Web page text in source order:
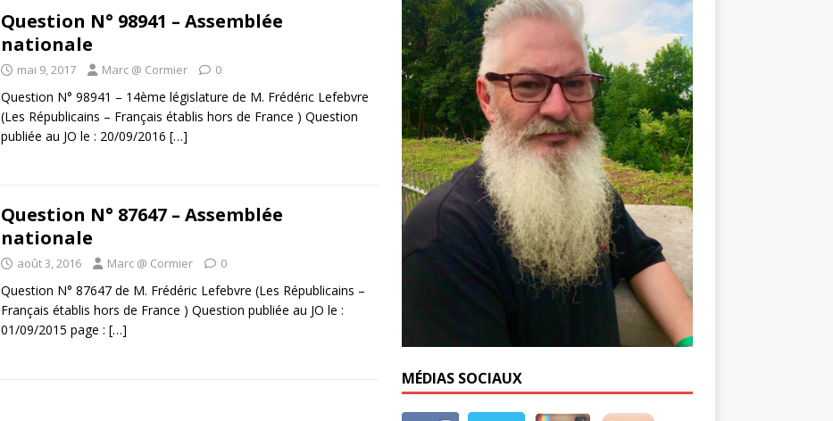
Question N° 98941 – Assemblée
nationale
mai 9, 2017 Marc @ Cormier 0
Question N° 98941 – 14ème législature de M. Frédéric Lefebvre
(Les Républicains – Français établis hors de France ) Question
publiée au JO le : 20/09/2016 […]
Question N° 87647 – Assemblée
nationale
août 3, 2016 Marc @ Cormier 0
Question N° 87647 de M. Frédéric Lefebvre (Les Républicains –
Français établis hors de France ) Question publiée au JO le :
01/09/2015 page : […]
MÉDIAS SOCIAUX